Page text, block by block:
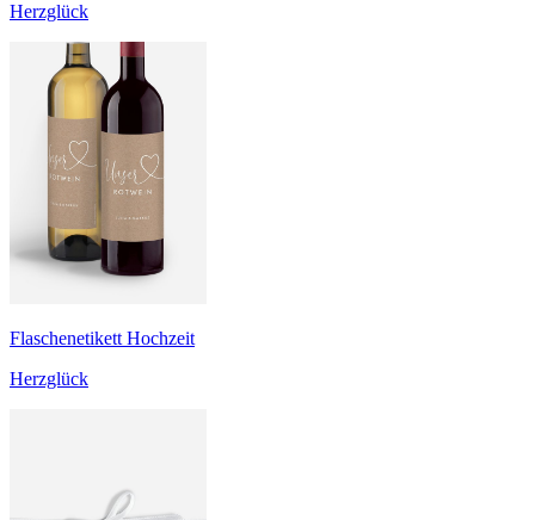
Herzglück
Flaschenetikett Hochzeit
Herzglück